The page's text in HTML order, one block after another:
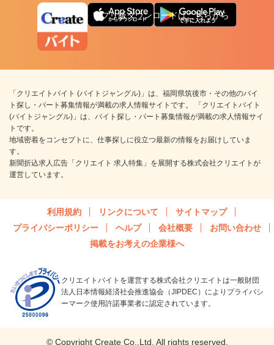
アプリ版ダウンロードはこちらから
「クリエイトバイト (バイトジャングル)」は、福岡県筑後市・その他のバイ
ト探し・パート募集情報が満載の求人情報サイトです。 「クリエイトバイト
(バイトジャングル)」は、バイト探し・パート募集情報が満載の求人情報サイ
トです。
地域密着をコンセプトに、仕事探しに役立つ最新の情報をお届けしていま
す。
新聞折込求人広告「クリエイト 求人特集」を展開する株式会社クリエイトが
運営しています。
利用規約 リンクについて
サイトマップ
プライバシーポリシー
ヘルプ 会社概要
お問い合わせ
掲載をお考えの企業様へ
クリエイトバイトを運営する株式会社クリエイトは一般財団
法人日本情報経済社会推進協会（JIPDEC）によりプライバシ
ーマーク使用許諾事業者に認定されています。
© Copyright Create Co.,Ltd. All rights reserved.